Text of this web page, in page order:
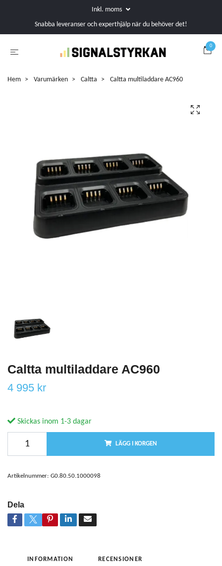
Inkl. moms
Snabba leveranser och experthjälp när du behöver det!
0
Hem Varumärken Caltta Caltta multiladdare AC960
Caltta multiladdare AC960
4 995 kr
Skickas inom 1-3 dagar
LÄGG I KORGEN
Artikelnummer: G0.80.50.1000098
Dela
INFORMATION RECENSIONER